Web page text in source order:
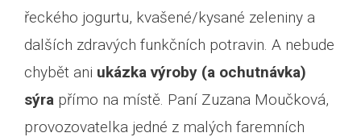
řeckého jogurtu, kvašené/kysané zeleniny a
dalších zdravých funkčních potravin. A nebude
chybět ani ukázka výroby (a ochutnávka)
sýra přímo na místě. Paní Zuzana Moučková,
provozovatelka jedné z malých faremních